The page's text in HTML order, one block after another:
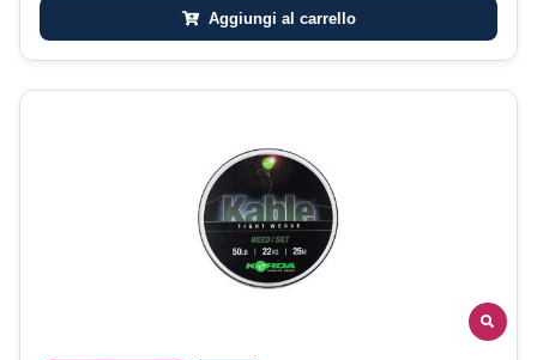
Aggiungi al carrello